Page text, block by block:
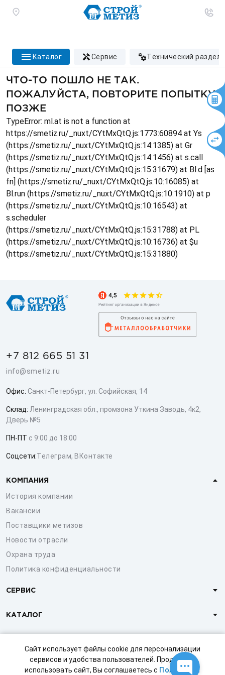
Сайт использует файлы cookie для персонализации
сервисов и удобства пользователей. Продолжая
использовать сайт, Вы соглашаетесь с Политикой
каталог сервис технический раздел
ЧТО-ТО ПОШЛО НЕ ТАК.
ПОЖАЛУЙСТА, ПОВТОРИТЕ ПОПЫТКУ
ПОЗЖЕ
TypeError: ml.at is not a function at
https://smetiz.ru/_nuxt/CYtMxQtQ.js:1773:60894 at Ys
(https://smetiz.ru/_nuxt/CYtMxQtQ.js:14:1385) at Gr
(https://smetiz.ru/_nuxt/CYtMxQtQ.js:14:1456) at s.call
(https://smetiz.ru/_nuxt/CYtMxQtQ.js:15:31679) at Bl.d [as
fn] (https://smetiz.ru/_nuxt/CYtMxQtQ.js:10:16085) at
Bl.run (https://smetiz.ru/_nuxt/CYtMxQtQ.js:10:1910) at p
(https://smetiz.ru/_nuxt/CYtMxQtQ.js:10:16543) at
s.scheduler
(https://smetiz.ru/_nuxt/CYtMxQtQ.js:15:31788) at PL
(https://smetiz.ru/_nuxt/CYtMxQtQ.js:10:16736) at $u
(https://smetiz.ru/_nuxt/CYtMxQtQ.js:15:31880)
+7 812 665 51 31
info@smetiz.ru
Офис: Санкт-Петербург, ул. Софийская, 14
Склад: Ленинградская обл., промзона Уткина Заводь, 4к2,
Дверь №5
ПН-ПТ с 9:00 до 18:00
Соцсети:Телеграм, ВКонтакте
КОМПАНИЯ
История компании
Вакансии
Поставщики метизов
Новости отрасли
Охрана труда
Политика конфиденциальности
СЕРВИС
КАТАЛОГ